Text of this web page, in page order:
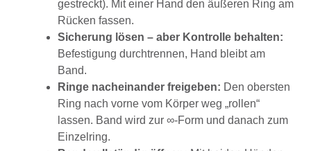
gestreckt). Mit einer Hand den äußeren Ring am
Rücken fassen.
Sicherung lösen – aber Kontrolle behalten:
Befestigung durchtrennen, Hand bleibt am
Band.
Ringe nacheinander freigeben: Den obersten
Ring nach vorne vom Körper weg „rollen“
lassen. Band wird zur ∞-Form und danach zum
Einzelring.